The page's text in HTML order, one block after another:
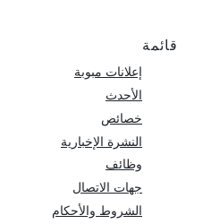
قائمة
إعلانات مبوبة
الأحدث
خصائص
النشرة الإخبارية
وظائف
جهات الاتصال
الشروط والأحكام